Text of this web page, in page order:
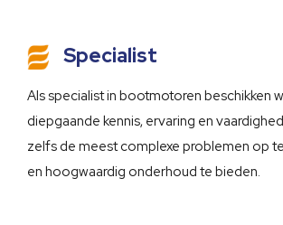
Specialist
Als specialist in bootmotoren beschikken
diepgaande kennis, ervaring en
zelfs de meest complexe problemen op
en hoogwaardig onderhoud te bieden.